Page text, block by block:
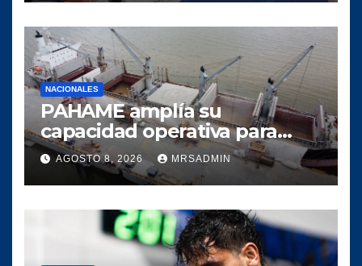
NACIONALES
PAHAME amplía su
capacidad operativa para
responder al crecimiento del
comercio marítimo
AGOSTO 8, 2026 MRSADMIN